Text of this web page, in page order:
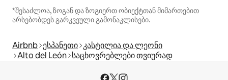
*შესაძლოა, ზოგან და ზოგიერთ ობიექტთან მიმართებით
არსებობდეს გარკვეული გამონაკლისები.
Airbnb ესპანეთი კასტილია და ლეონი
Alto del León საცხოვრებლები თვიურად